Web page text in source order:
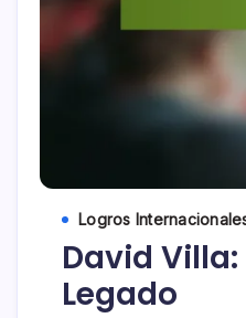
Logros
David
Legado